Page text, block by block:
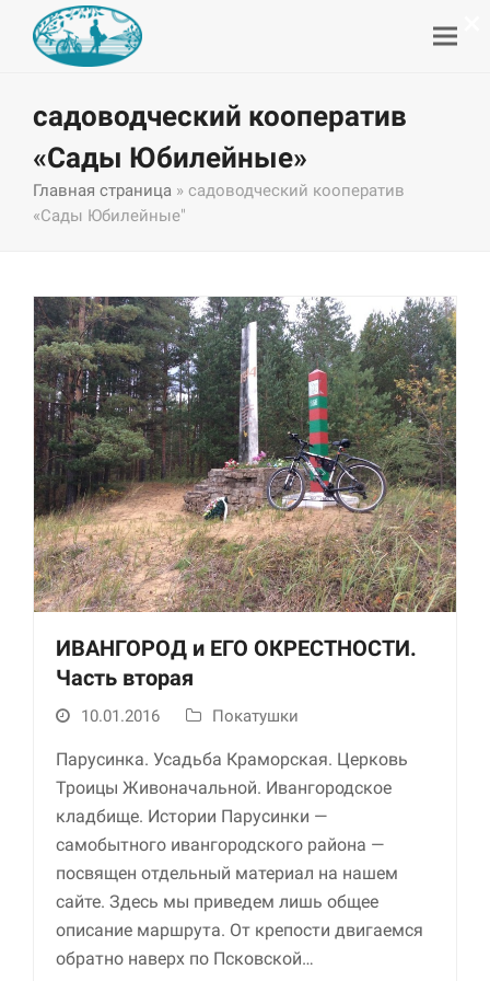
садоводческий кооператив
«Сады Юбилейные»
Главная страница » садоводческий кооператив
«Сады Юбилейные"
ИВАНГОРОД и ЕГО ОКРЕСТНОСТИ.
Часть вторая
10.01.2016 Покатушки
Парусинка. Усадьба Краморская. Церковь
Троицы Живоначальной. Ивангородское
кладбище. Истории Парусинки —
самобытного ивангородского района —
посвящен отдельный материал на нашем
сайте. Здесь мы приведем лишь общее
описание маршрута. От крепости двигаемся
обратно наверх по Псковской…
Использование
этих файлов cookie
обязательно. Они
необходимы для
функционирования
веб-сайта.
Статистика и
аналитика